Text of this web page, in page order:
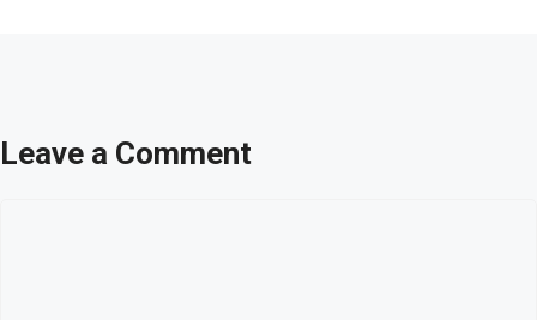
Leave a Comment